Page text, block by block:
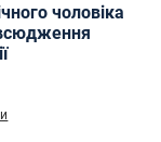
чоловіка